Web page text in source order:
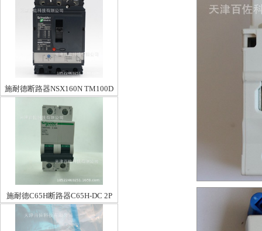
施耐德断路器NSX160N TM100D
3P3D
施耐德C65H断路器C65H-DC 2P
C40A